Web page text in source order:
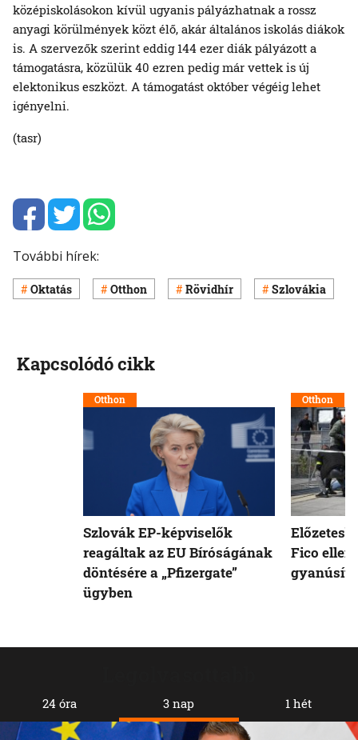
középiskolásokon kívül ugyanis pályázhatnak a rossz
anyagi körülmények közt élő, akár általános iskolás diákok
is. A szervezők szerint eddig 144 ezer diák pályázott a
támogatásra, közülük 40 ezren pedig már vettek is új
elektonikus eszközt. A támogatást október végéig lehet
igényelni.
(tasr)
További hírek:
Oktatás Otthon Rövidhír Szlovákia
24 óra 3 nap 1 hét
Kapcsolódó cikk
Otthon
Szlovák EP-képviselők
reagáltak az EU Bíróságának
döntésére a „Pfizergate”
ügyben
Otthon
Fico